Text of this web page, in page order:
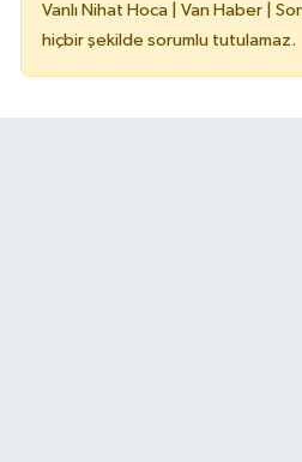
Vanlı Nihat Hoca | Van Haber |
hiçbir şekilde sorumlu tutulamaz.